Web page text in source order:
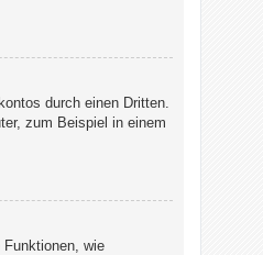
durch einen Dritten.
zum Beispiel in einem
wie